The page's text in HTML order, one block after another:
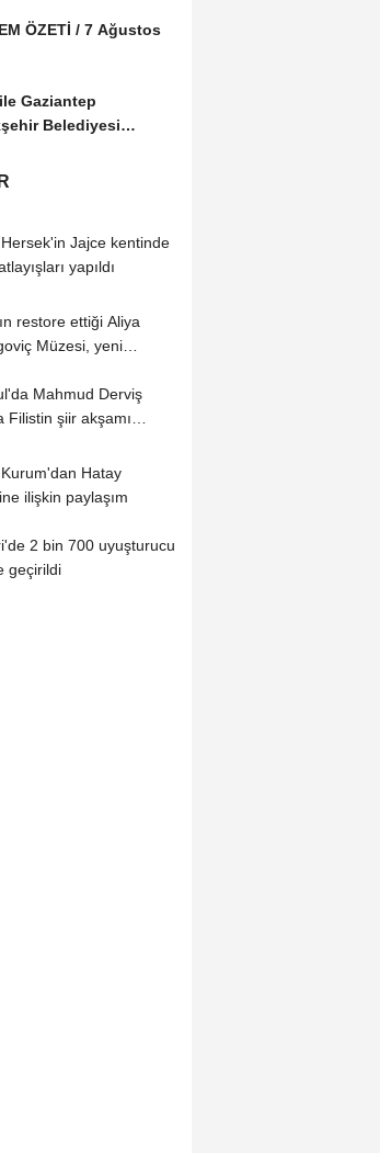
ÖZETİ / 7 Ağustos
Gaziantep
Belediyesi
Jajce kentinde
yapıldı
restore ettiği Aliya
Müzesi, yeni
Mahmud Derviş
Filistin şiir akşamı
Hatay
ilişkin paylaşım
2 bin 700 uyuşturucu
geçirildi